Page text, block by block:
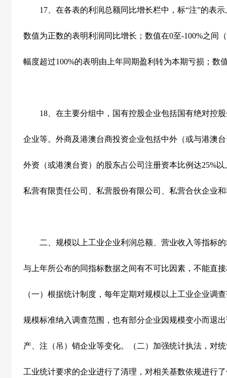
17 、在各表的利润总额同比增长栏中，标“注”的表
数值为正数的表明利润同比增长；数值在0至-100%之间
幅度超过100%的表明由上年同期盈利转为本期亏损；数
18 、在主要分组中，国有控股企业包括国有绝对控
企业等。外商及港澳台商投资企业包括中外（或与港澳
外资（或港澳台资）的股东占公司注册资本比例达25%
私营有限责任公司、私营股份有限公司、私营合伙企业
二、规模以上工业企业利润总额、营业收入等指标的
与上年所公布的同指标数据之间有不可比因素，不能直
（一）根据统计制度，每年定期对规模以上工业企业调
规模标准纳入调查范围，也有部分企业因规模变小而退
产、注（吊）销企业等变化。（二）加强统计执法，对
工业统计要求的企业进行了清理，对相关基数依规进行